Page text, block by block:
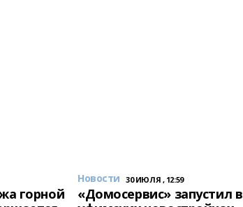
горной
Новости 30 ИЮЛЯ , 12:59
«Домосервис» запустил в